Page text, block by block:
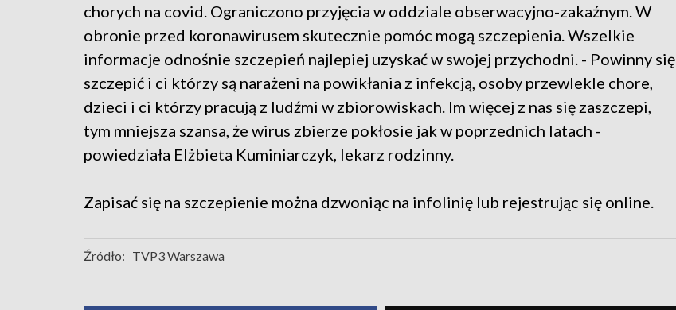
chorych na covid. Ograniczono przyjęcia w oddziale obserwacyjno-zakaźnym. W
obronie przed koronawirusem skutecznie pomóc mogą szczepienia. Wszelkie
informacje odnośnie szczepień najlepiej uzyskać w swojej przychodni. - Powinny się
szczepić i ci którzy są narażeni na powikłania z infekcją, osoby przewlekle chore,
dzieci i ci którzy pracują z ludźmi w zbiorowiskach. Im więcej z nas się zaszczepi,
tym mniejsza szansa, że wirus zbierze pokłosie jak w poprzednich latach -
powiedziała Elżbieta Kuminiarczyk, lekarz rodzinny.
Zapisać się na szczepienie można dzwoniąc na infolinię lub rejestrując się online.
Źródło: TVP3 Warszawa